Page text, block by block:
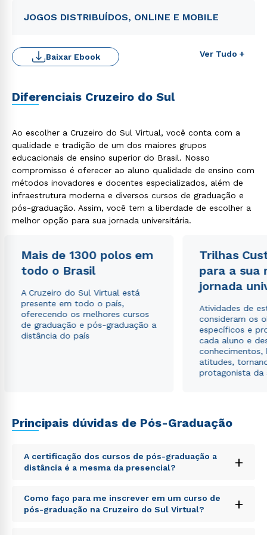
JOGOS DISTRIBUÍDOS, ONLINE E MOBILE
Ver Tudo +
Baixar Ebook
Diferenciais Cruzeiro do Sul
Ao escolher a Cruzeiro do Sul Virtual, você conta com a
qualidade e tradição de um dos maiores grupos
educacionais de ensino superior do Brasil. Nosso
compromisso é oferecer ao aluno qualidade de ensino com
métodos inovadores e docentes especializados, além de
infraestrutura moderna e diversos cursos de graduação e
pós-graduação. Assim, você tem a liberdade de escolher a
melhor opção para sua jornada universitária.
Mais de 1300 polos em
todo o Brasil
A Cruzeiro do Sul Virtual está
presente em todo o país,
oferecendo os melhores cursos
de graduação e pós-graduação a
distância do país
Trilhas
para a sua
jornada
Atividades de
consideram os
específicos e
cada aluno e
conhecimentos,
atitudes,
protagonista da
Principais dúvidas de Pós-Graduação
A certificação dos cursos de pós-graduação a
distância é a mesma da presencial?
+
Sed ut perspiciatis unde omnis iste natus error sit
voluptatem accusantium doloremque laudantium,
totam rem aperiam, eaque ipsa quae ab illo inventore
Como faço para me inscrever em um curso de
pós-graduação na Cruzeiro do Sul Virtual?
+
Estou de acordo com aPolítica de Privacidade.e
autorizo que meus dados sejam utilizados para o
envio de conteúdos da Cruzeiro do Sul.